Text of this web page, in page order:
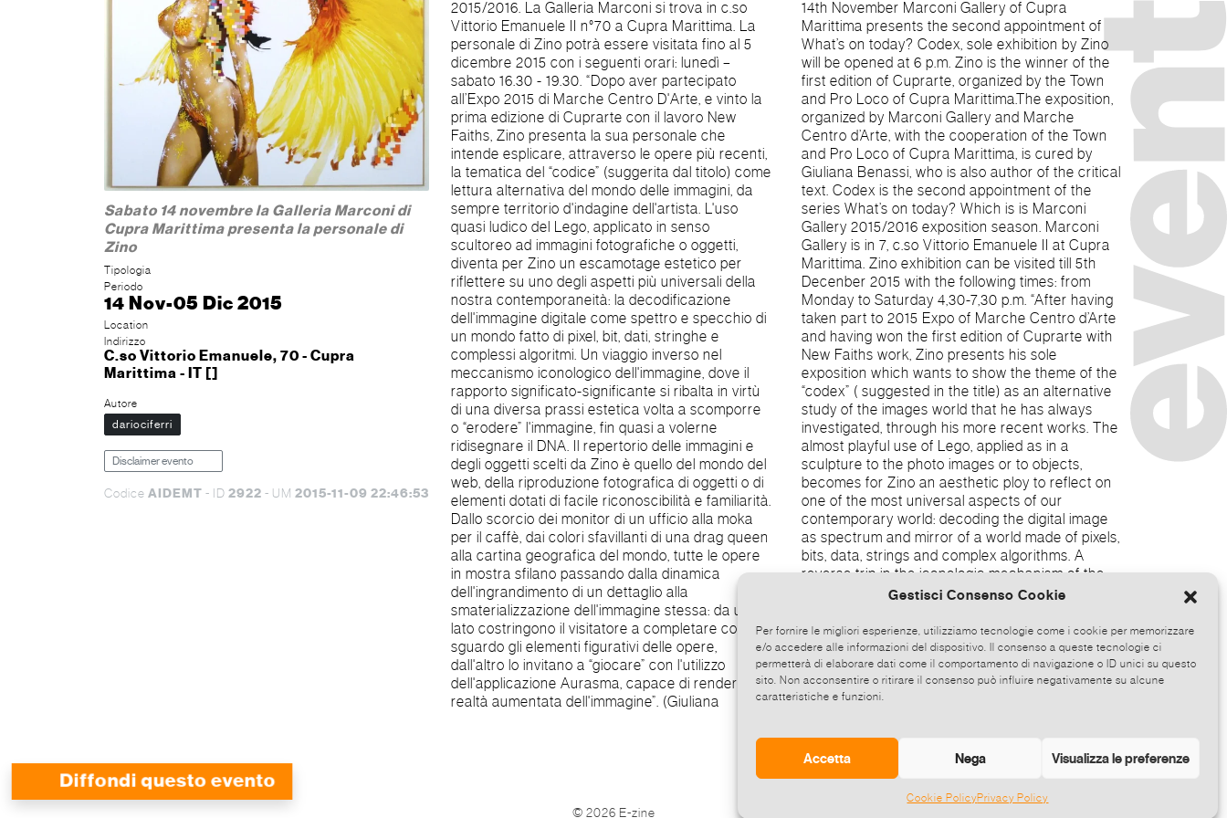
Gestisci Consenso Cookie
Per fornire le migliori esperienze, utilizziamo tecnologie come i cookie per memorizzare
e/o accedere alle informazioni del dispositivo. Il consenso a queste tecnologie ci
permetterà di elaborare dati come il comportamento di navigazione o ID unici su questo
sito. Non acconsentire o ritirare il consenso può influire negativamente su alcune
caratteristiche e funzioni.
Accetta Nega Visualizza le preferenze
Cookie PolicyPrivacy Policy
Sabato 14 novembre la Galleria Marconi di
Cupra Marittima presenta la personale di
Zino
Tipologia
Periodo
14 Nov-05 Dic 2015
Location
Indirizzo
C.so Vittorio Emanuele, 70 - Cupra
Marittima - IT []
Autore
dariociferri
Disclaimer evento
Codice AIDEMT - ID 2922 - UM 2015-11-09 22:46:53
2015/2016. La Galleria Marconi si trova in c.so
Vittorio Emanuele II n°70 a Cupra Marittima. La
personale di Zino potrà essere visitata fino al 5
dicembre 2015 con i seguenti orari: lunedì –
sabato 16.30 - 19.30. “Dopo aver partecipato
all’Expo 2015 di Marche Centro D'Arte, e vinto la
prima edizione di Cuprarte con il lavoro New
Faiths, Zino presenta la sua personale che
intende esplicare, attraverso le opere più recenti,
la tematica del “codice” (suggerita dal titolo) come
lettura alternativa del mondo delle immagini, da
sempre territorio d'indagine dell'artista. L'uso
quasi ludico del Lego, applicato in senso
scultoreo ad immagini fotografiche o oggetti,
diventa per Zino un escamotage estetico per
riflettere su uno degli aspetti più universali della
nostra contemporaneità: la decodificazione
dell'immagine digitale come spettro e specchio di
un mondo fatto di pixel, bit, dati, stringhe e
complessi algoritmi. Un viaggio inverso nel
meccanismo iconologico dell'immagine, dove il
rapporto significato-significante si ribalta in virtù
di una diversa prassi estetica volta a scomporre
o “erodere” l'immagine, fin quasi a volerne
ridisegnare il DNA. Il repertorio delle immagini e
degli oggetti scelti da Zino è quello del mondo del
web, della riproduzione fotografica di oggetti o di
elementi dotati di facile riconoscibilità e familiarità.
Dallo scorcio dei monitor di un ufficio alla moka
per il caffè, dai colori sfavillanti di una drag queen
alla cartina geografica del mondo, tutte le opere
in mostra sfilano passando dalla dinamica
dell'ingrandimento di un dettaglio alla
smaterializzazione dell'immagine stessa: da un
lato costringono il visitatore a completare con lo
sguardo gli elementi figurativi delle opere,
dall'altro lo invitano a “giocare” con l'utilizzo
dell'applicazione Aurasma, capace di rendere la
realtà aumentata dell'immagine”. (Giuliana
14th November Marconi Gallery of Cupra
Marittima presents the second appointment of
What’s on today? Codex, sole exhibition by Zino
will be opened at 6 p.m. Zino is the winner of the
first edition of Cuprarte, organized by the Town
and Pro Loco of Cupra Marittima.The exposition,
organized by Marconi Gallery and Marche
Centro d’Arte, with the cooperation of the Town
and Pro Loco of Cupra Marittima, is cured by
Giuliana Benassi, who is also author of the critical
text. Codex is the second appointment of the
series What’s on today? Which is is Marconi
Gallery 2015/2016 exposition season. Marconi
Gallery is in 7, c.so Vittorio Emanuele II at Cupra
Marittima. Zino exhibition can be visited till 5th
Decenber 2015 with the following times: from
Monday to Saturday 4,30-7,30 p.m. “After having
taken part to 2015 Expo of Marche Centro d’Arte
and having won the first edition of Cuprarte with
New Faiths work, Zino presents his sole
exposition which wants to show the theme of the
“codex” ( suggested in the title) as an alternative
study of the images world that he has always
investigated, through his more recent works. The
almost playful use of Lego, applied as in a
sculpture to the photo images or to objects,
becomes for Zino an aesthetic ploy to reflect on
one of the most universal aspects of our
contemporary world: decoding the digital image
as spectrum and mirror of a world made of pixels,
bits, data, strings and complex algorithms. A
reverse trip in the iconologic mechanism of the
image, where the relationship signifier-meaning is
reversed with a different aesthetic practice
verged to decompose or “erode” the image till
nearly to be willing to redraw the DNA. The
repertoire of images and objects chosen by Zino
is c
Diffondi questo evento
© 2026 E-zine